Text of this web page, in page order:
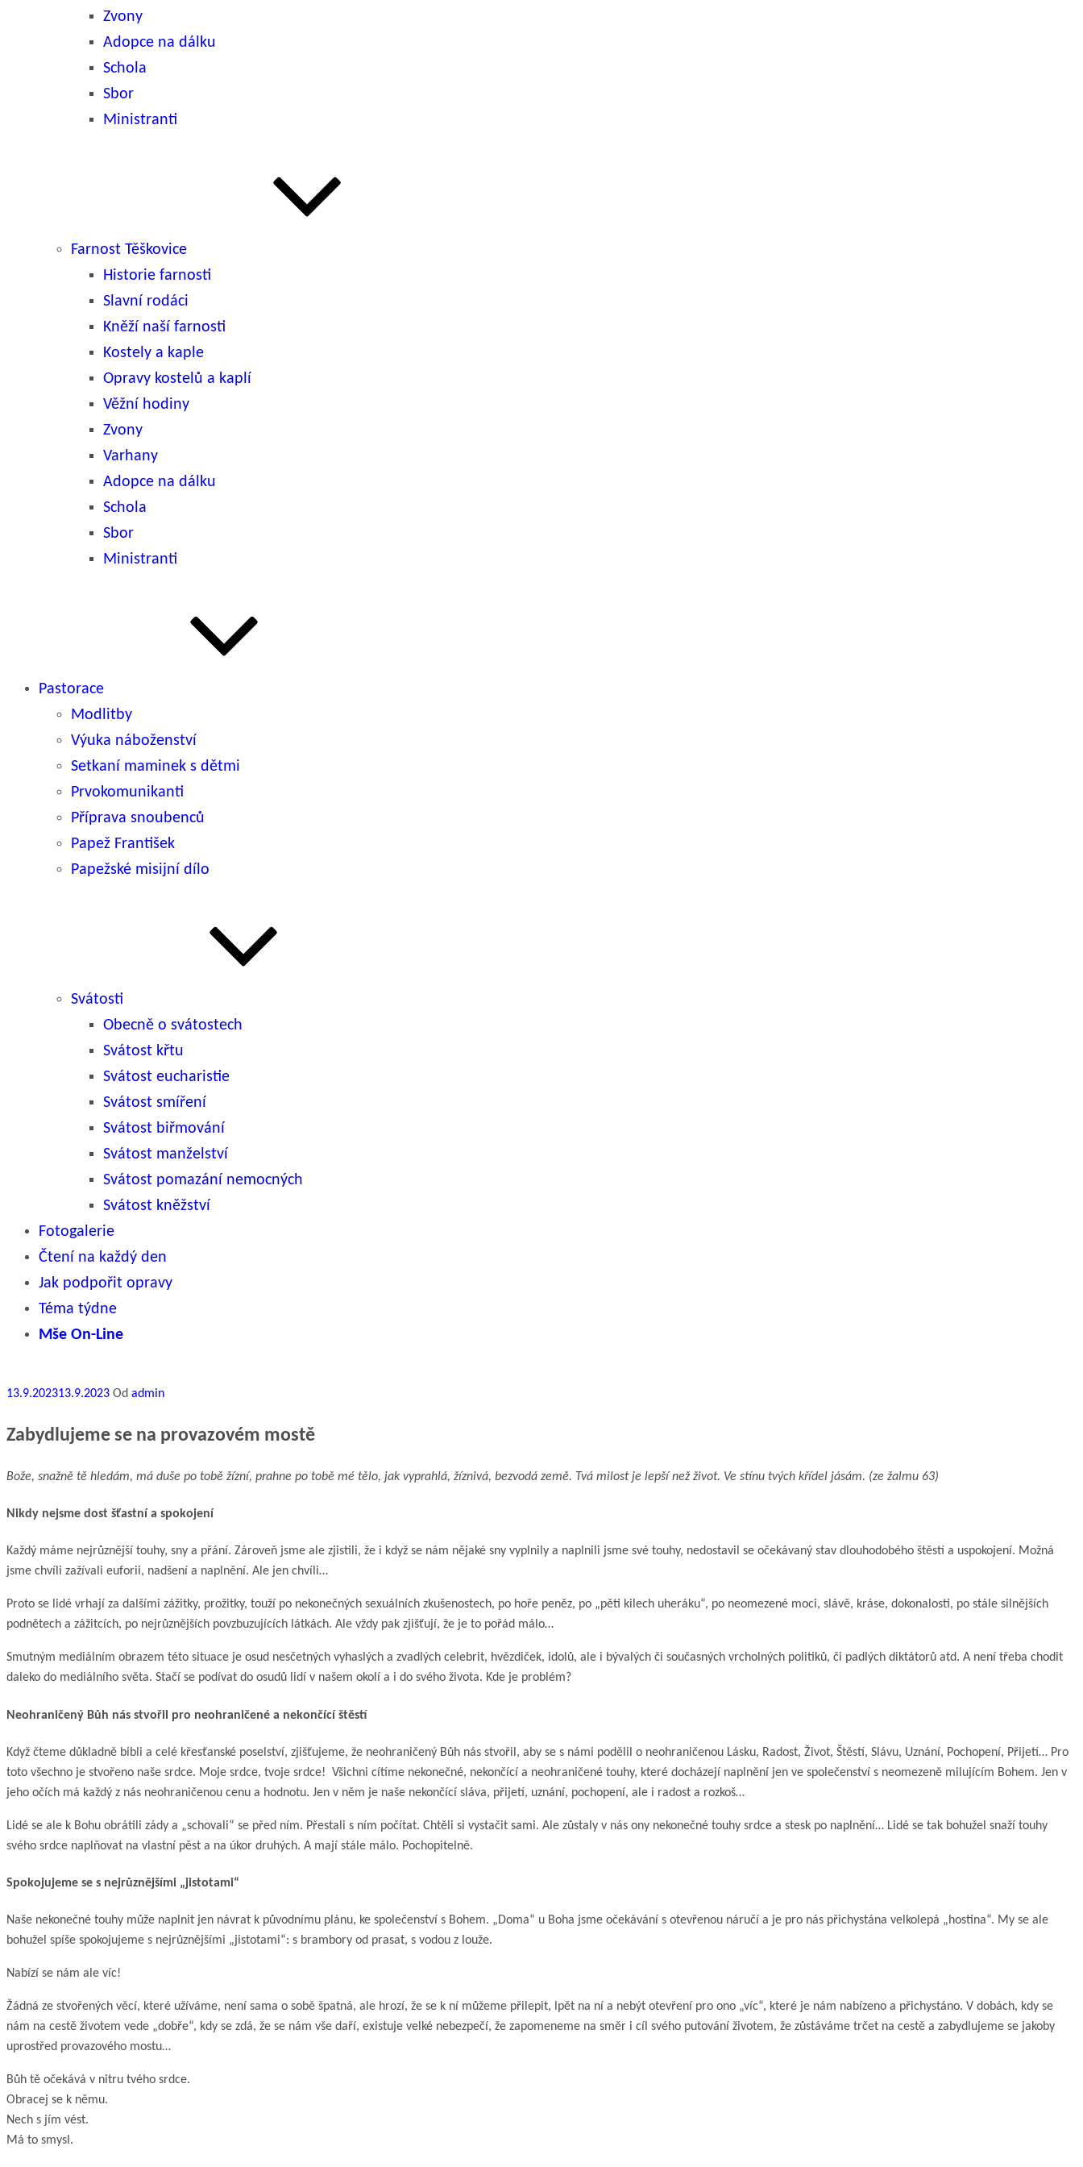
Zvony
Adopce na dálku
Schola
Sbor
Ministranti
Farnost Těškovice
Historie farnosti
Slavní rodáci
Kněží naší farnosti
Kostely a kaple
Opravy kostelů a kaplí
Věžní hodiny
Zvony
Varhany
Adopce na dálku
Schola
Sbor
Ministranti
Pastorace
Modlitby
Výuka náboženství
Setkaní maminek s dětmi
Prvokomunikanti
Příprava snoubenců
Papež František
Papežské misijní dílo
Svátosti
Obecně o svátostech
Svátost křtu
Svátost eucharistie
Svátost smíření
Svátost biřmování
Svátost manželství
Svátost pomazání nemocných
Svátost kněžství
Fotogalerie
Čtení na každý den
Jak podpořit opravy
Téma týdne
Mše On-Line
Publikováno
13.9.202313.9.2023 Od admin
Zabydlujeme se na provazovém mostě
Bože, snažně tě hledám, má duše po tobě žízní, prahne po tobě mé tělo, jak vyprahlá, žíznivá, bezvodá země. Tvá milost je lepší než život. Ve stínu tvých křídel jásám. (ze žalmu 63)
Nikdy nejsme dost šťastní a spokojení
Každý máme nejrůznější touhy, sny a přání. Zároveň jsme ale zjistili, že i když se nám nějaké sny vyplnily a naplnili jsme své touhy, nedostavil se očekávaný stav dlouhodobého štěstí a uspokojení. Možná
jsme chvíli zažívali euforii, nadšení a naplnění. Ale jen chvíli…
Proto se lidé vrhají za dalšími zážitky, prožitky, touží po nekonečných sexuálních zkušenostech, po hoře peněz, po „pěti kilech uheráku“, po neomezené moci, slávě, kráse, dokonalosti, po stále silnějších
podnětech a zážitcích, po nejrůznějších povzbuzujících látkách. Ale vždy pak zjišťují, že je to pořád málo…
Smutným mediálním obrazem této situace je osud nesčetných vyhaslých a zvadlých celebrit, hvězdiček, idolů, ale i bývalých či současných vrcholných politiků, či padlých diktátorů atd. A není třeba chodit
daleko do mediálního světa. Stačí se podívat do osudů lidí v našem okolí a i do svého života. Kde je problém?
Neohraničený Bůh nás stvořil pro neohraničené a nekončící štěstí
Když čteme důkladně bibli a celé křesťanské poselství, zjišťujeme, že neohraničený Bůh nás stvořil, aby se s námi podělil o neohraničenou Lásku, Radost, Život, Štěstí, Slávu, Uznání, Pochopení, Přijetí… Pro
toto všechno je stvořeno naše srdce. Moje srdce, tvoje srdce! Všichni cítíme nekonečné, nekončící a neohraničené touhy, které docházejí naplnění jen ve společenství s neomezeně milujícím Bohem. Jen v
jeho očích má každý z nás neohraničenou cenu a hodnotu. Jen v něm je naše nekončící sláva, přijetí, uznání, pochopení, ale i radost a rozkoš…
Lidé se ale k Bohu obrátili zády a „schovali“ se před ním. Přestali s ním počítat. Chtěli si vystačit sami. Ale zůstaly v nás ony nekonečné touhy srdce a stesk po naplnění… Lidé se tak bohužel snaží touhy
svého srdce naplňovat na vlastní pěst a na úkor druhých. A mají stále málo. Pochopitelně.
Spokojujeme se s nejrůznějšími „jistotami“
Naše nekonečné touhy může naplnit jen návrat k původnímu plánu, ke společenství s Bohem. „Doma“ u Boha jsme očekávání s otevřenou náručí a je pro nás přichystána velkolepá „hostina“. My se ale
bohužel spíše spokojujeme s nejrůznějšími „jistotami“: s brambory od prasat, s vodou z louže.
Nabízí se nám ale víc!
Žádná ze stvořených věcí, které užíváme, není sama o sobě špatná, ale hrozí, že se k ní můžeme přilepit, lpět na ní a nebýt otevření pro ono „víc“, které je nám nabízeno a přichystáno. V dobách, kdy se
nám na cestě životem vede „dobře“, kdy se zdá, že se nám vše daří, existuje velké nebezpečí, že zapomeneme na směr i cíl svého putování životem, že zůstáváme trčet na cestě a zabydlujeme se jakoby
uprostřed provazového mostu…
Bůh tě očekává v nitru tvého srdce.
Obracej se k němu.
Nech s jím vést.
Má to smysl.